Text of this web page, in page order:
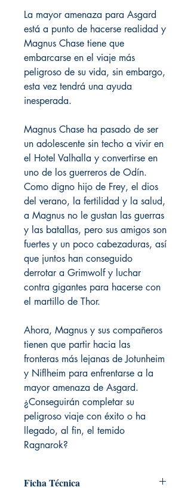
La mayor amenaza para Asgard
está a punto de hacerse realidad y
Magnus Chase tiene que
embarcarse en el viaje más
peligroso de su vida, sin embargo,
esta vez tendrá una ayuda
inesperada.
Magnus Chase ha pasado de ser
un adolescente sin techo a vivir en
el Hotel Valhalla y convertirse en
uno de los guerreros de Odín.
Como digno hijo de Frey, el dios
del verano, la fertilidad y la salud,
a Magnus no le gustan las guerras
y las batallas, pero sus amigos son
fuertes y un poco cabezaduras, así
que juntos han conseguido
derrotar a Grimwolf y luchar
contra gigantes para hacerse con
el martillo de Thor.
Ahora, Magnus y sus compañeros
tienen que partir hacia las
fronteras más lejanas de Jotunheim
y Niflheim para enfrentarse a la
mayor amenaza de Asgard.
¿Conseguirán completar su
peligroso viaje con éxito o ha
llegado, al fin, el temido
Ragnarok?
Ficha Técnica